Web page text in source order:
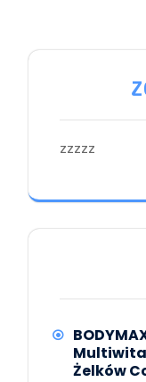
zzzzz
Żelków